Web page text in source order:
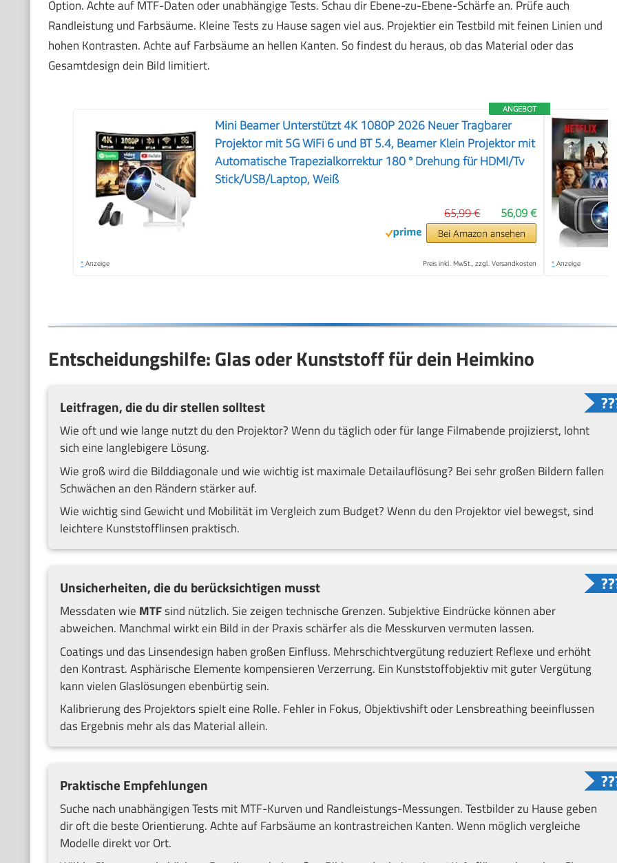
Option. Achte auf MTF-Daten oder unabhängige Tests. Schau dir Ebene-zu-Ebene-Schärfe an. Prüfe auch
Randleistung und Farbsäume. Kleine Tests zu Hause sagen viel aus. Projektier ein Testbild mit feinen Linien und
hohen Kontrasten. Achte auf Farbsäume an hellen Kanten. So findest du heraus, ob das Material oder das
Gesamtdesign dein Bild limitiert.
ANGEBOT
Mini Beamer Unterstützt 4K 1080P 2026 Neuer Tragbarer
Projektor mit 5G WiFi 6 und BT 5.4, Beamer Klein Projektor mit
Automatische Trapezialkorrektur 180 ° Drehung für HDMI/Tv
Stick/USB/Laptop, Weiß
56,09 €
65,99 €
Bei Amazon ansehen
* Anzeige Preis inkl. MwSt., zzgl. Versandkosten * Anzeige
❯
Entscheidungshilfe: Glas oder Kunststoff für dein Heimkino
Leitfragen, die du dir stellen solltest
Wie oft und wie lange nutzt du den Projektor? Wenn du täglich oder für lange Filmabende projizierst, lohnt
sich eine langlebigere Lösung.
Wie groß wird die Bilddiagonale und wie wichtig ist maximale Detailauflösung? Bei sehr großen Bildern fallen
Schwächen an den Rändern stärker auf.
Wie wichtig sind Gewicht und Mobilität im Vergleich zum Budget? Wenn du den Projektor viel bewegst, sind
leichtere Kunststofflinsen praktisch.
Unsicherheiten, die du berücksichtigen musst
Messdaten wie MTFsind nützlich. Sie zeigen technische Grenzen. Subjektive Eindrücke können aber
abweichen. Manchmal wirkt ein Bild in der Praxis schärfer als die Messkurven vermuten lassen.
Coatings und das Linsendesign haben großen Einfluss. Mehrschichtvergütung reduziert Reflexe und erhöht
den Kontrast. Asphärische Elemente kompensieren Verzerrung. Ein Kunststoffobjektiv mit guter Vergütung
kann vielen Glaslösungen ebenbürtig sein.
Kalibrierung des Projektors spielt eine Rolle. Fehler in Fokus, Objektivshift oder Lensbreathing beeinflussen
das Ergebnis mehr als das Material allein.
Praktische Empfehlungen
Suche nach unabhängigen Tests mit MTF-Kurven und Randleistungs-Messungen. Testbilder zu Hause geben
dir oft die beste Orientierung. Achte auf Farbsäume an kontrastreichen Kanten. Wenn möglich vergleiche
Modelle direkt vor Ort.